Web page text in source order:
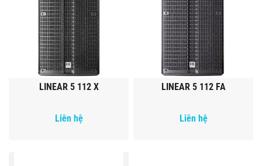
LINEAR 5 112 X
Liên hệ
LINEAR 5 112 FA
Liên hệ